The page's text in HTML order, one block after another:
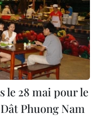
le 28 mai pour le
Phuong Nam